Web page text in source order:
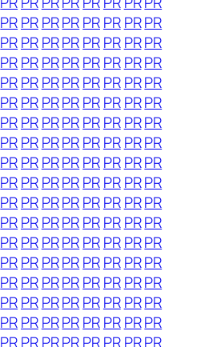
PRPRPRPRPRPR PRPR
PRPRPRPRPRPR PRPR
PRPRPRPRPRPR PRPR
PRPRPRPRPRPR PRPR
PRPRPRPRPRPR PRPR
PRPRPRPRPRPR PRPR
PRPRPRPRPRPR PRPR
PRPRPRPRPRPR PRPR
PRPRPRPRPRPR PRPR
PRPRPRPRPRPR PRPR
PRPRPRPRPRPR PRPR
PRPRPRPRPRPR PRPR
PRPRPRPRPRPR PRPR
PRPRPRPRPRPR PRPR
PRPRPRPRPRPR PRPR
PRPRPRPRPRPR PRPR
PRPRPRPRPRPR PRPR